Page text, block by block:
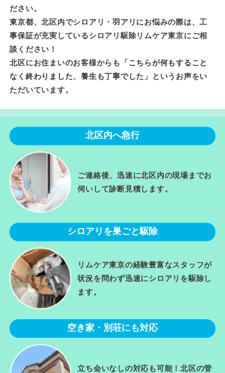
ださい。
東京都、北区内でシロアリ・羽アリにお悩みの際は、工
事保証が充実しているシロアリ駆除リムケア東京にご相
談ください！
北区にお住まいのお客様からも「こちらが何もすること
なく終わりました、養生も丁寧でした 」というお声をい
ただいています。
北区内へ急行
ご連絡後、迅速に北区内の現場までお
伺いして診断見積します。
シロアリを巣ごと駆除
リムケア東京の経験豊富なスタッフが
状況を問わず迅速にシロアリを駆除し
ます。
空き家・別荘にも対応
立ち会いなしの対応も可能！北区の管